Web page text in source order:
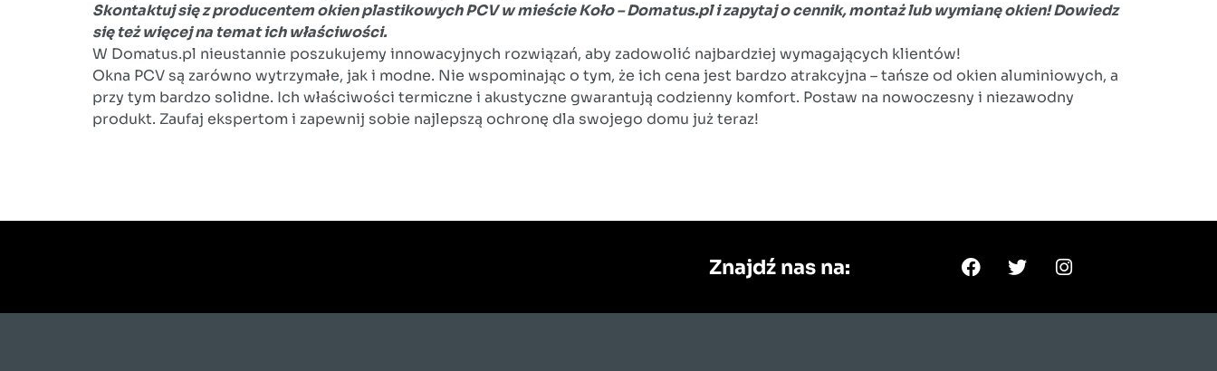
Skontaktuj się z producentem okien plastikowych PCV w mieście Koło – Domatus.pl i zapytaj o cennik, montaż lub wymianę okien! Dowiedz
się też więcej na temat ich właściwości.
W Domatus.pl nieustannie poszukujemy innowacyjnych rozwiązań, aby zadowolić najbardziej wymagających klientów!
Okna PCV są zarówno wytrzymałe, jak i modne. Nie wspominając o tym, że ich cena jest bardzo atrakcyjna – tańsze od okien aluminiowych, a
przy tym bardzo solidne. Ich właściwości termiczne i akustyczne gwarantują codzienny komfort. Postaw na nowoczesny i niezawodny
produkt. Zaufaj ekspertom i zapewnij sobie najlepszą ochronę dla swojego domu już teraz!
Znajdź nas na: